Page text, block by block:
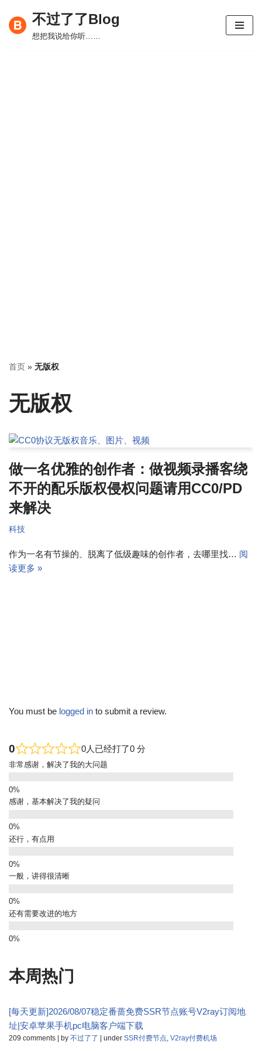
跳
不过了了Blog
想把我说给你听……
首页 » 无版权
无版权
做一名优雅的创作者：做视频录播客绕
不开的配乐版权侵权问题请用CC0/PD
来解决
科技
作为一名有节操的、脱离了低级趣味的创作者，去哪里找… 阅
读更多 »
You must be logged in to submit a review.
0 0人已经打了0 分
非常感谢，解决了我的大问题
感谢，基本解决了我的疑问
还行，有点用
一般，讲得很清晰
还有需要改进的地方
本周热门
[每天更新]2026/08/07稳定番蔷免费SSR节点账号V2ray订阅地
址|安卓苹果手机pc电脑客户端下载
209 comments | by 不过了了 | under SSR付费节点 V2ray付费机场